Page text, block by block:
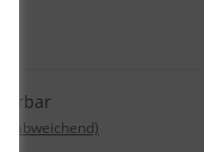
abweichend)